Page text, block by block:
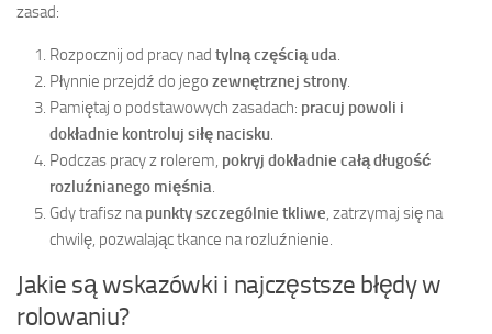
zasad:
Rozpocznij od pracy nad tylną częścią uda.
Płynnie przejdź do jego zewnętrznej strony.
Pamiętaj o podstawowych zasadach: pracuj powoli i
dokładnie kontroluj siłę nacisku.
Podczas pracy z rolerem, pokryj dokładnie całą długość
rozluźnianego mięśnia.
Gdy trafisz napunkty szczególnie tkliwe, zatrzymaj się na
chwilę, pozwalając tkance na rozluźnienie.
Jakie są wskazówki i najczęstsze błędy w
rolowaniu?